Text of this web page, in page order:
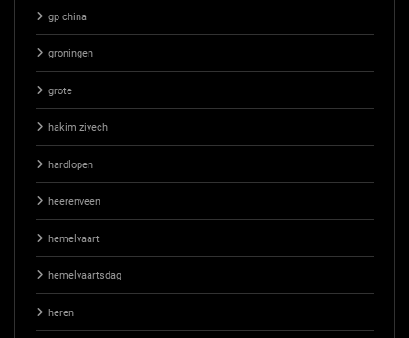
gp china
groningen
grote
hakim ziyech
hardlopen
heerenveen
hemelvaart
hemelvaartsdag
heren